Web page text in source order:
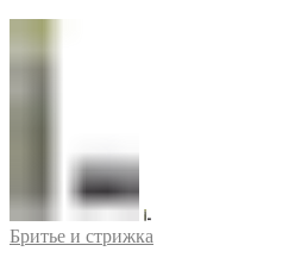
Бритье и стрижка